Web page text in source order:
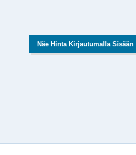
Näe Hinta Kirjautumalla Sisään